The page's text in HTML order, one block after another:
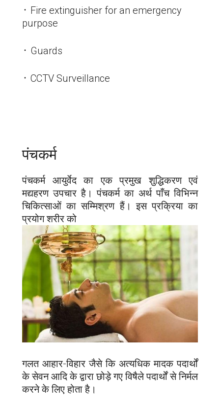
᛫ Fire extinguisher for an emergency
purpose
᛫ Guards
᛫ CCTV Surveillance
पंचकर्म
पंचकर्म आयुर्वेद का एक प्रमुख शुद्धिकरण एवं
मद्यहरण उपचार है। पंचकर्म का अर्थ पाँच विभिन्न
चिकित्साओं का सम्मिश्रण हैं। इस प्रक्रिया का
प्रयोग शरीर को
गलत आहार-विहार जैसे कि अत्यधिक मादक पदार्थों
के सेवन आदि के द्वारा छोड़े गए विषैले पदार्थों से निर्मल
करने के लिए होता है।